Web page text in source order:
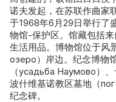
诺夫发起，在苏联作曲家
于1968年6月29日举行了
物馆-保护区。馆藏包括
生活用品。博物馆位于
озеро）岸边。纪念博物
（усадьба Наумово）
波什维基诺教区墓地（
纪念碑。